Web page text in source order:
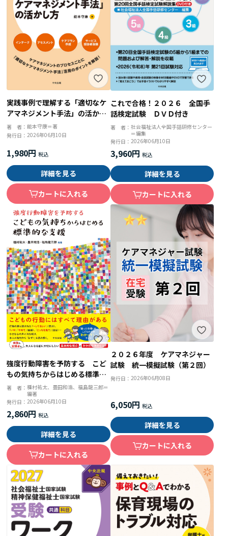
実践事例で理解する「適切なケ
アマネジメント手法」の活かし
方
著 者：能本守康＝著
発行日：2026年06月10日
1,980円
詳細を見る
カートに入れる
これで合格！２０２６ 全国手
話検定試験 ＤＶＤ付き
著 者： 社会福祉法人全国手話研修センター
＝編集
発行日： 2026年06月10日
3,960円
詳細を見る
カートに入れる
強度行動障害を予防する こど
もの気持ちからはじめる標準的
な支援
著 者：種村祐太、豊田和浩、福島龍三郎＝
編著
発行日：2026年06月10日
2,860円
詳細を見る
カートに入れる
２０２６年度 ケアマネジャー
試験 統一模擬試験（第２回）
発行日： 2026年06月08日
6,050円
詳細を見る
カートに入れる